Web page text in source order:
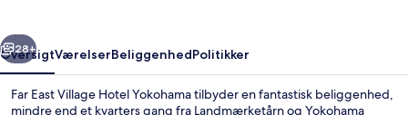
Næste
28+
OversigtVærelserBeliggenhedPolitikker
Far East Village Hotel Yokohama tilbyder en fantastisk beliggenhed,
mindre end et kvarters gang fra Landmærketårn og Yokohama